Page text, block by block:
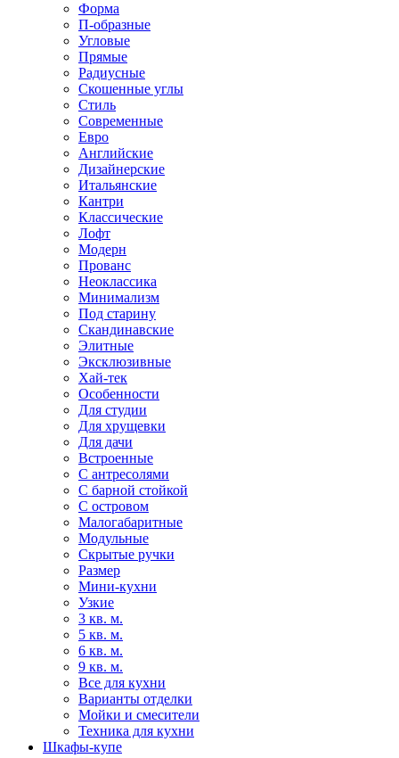
Форма
П-образные
Угловые
Прямые
Радиусные
Скошенные углы
Стиль
Современные
Евро
Английские
Дизайнерские
Итальянские
Кантри
Классические
Лофт
Модерн
Прованс
Неоклассика
Минимализм
Под старину
Скандинавские
Элитные
Эксклюзивные
Хай-тек
Особенности
Для студии
Для хрущевки
Для дачи
Встроенные
С антресолями
С барной стойкой
С островом
Малогабаритные
Модульные
Скрытые ручки
Размер
Мини-кухни
Узкие
3 кв. м.
5 кв. м.
6 кв. м.
9 кв. м.
Все для кухни
Варианты отделки
Мойки и смесители
Техника для кухни
Шкафы-купе